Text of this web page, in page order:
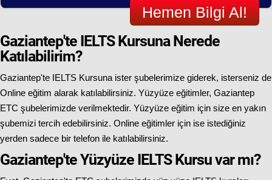
Hemen Bilgi Al!
Gaziantep'te IELTS Kursuna Nerede
Katılabilirim?
Gaziantep'te IELTS Kursuna ister şubelerimize giderek, isterseniz de
Online eğitim alarak katılabilirsiniz. Yüzyüze eğitimler, Gaziantep
ETC şubelerimizde verilmektedir. Yüzyüze eğitim için size en yakın
şubemizi tercih edebilirsiniz. Online eğitimler için ise istediğiniz
yerden sadece bir telefon ile katılabilirsiniz.
Gaziantep'te Yüzyüze IELTS Kursu var mı?